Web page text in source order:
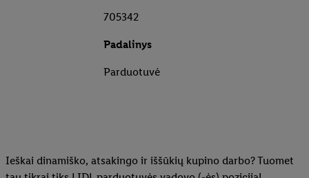
705342
Padalinys
Parduotuvė
Ieškai dinamiško, atsakingo ir iššūkių kupino darbo? Tuomet